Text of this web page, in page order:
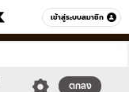
เข้าสู่ระบบสมาชิก
หมวดอื่นๆ
ตกลง